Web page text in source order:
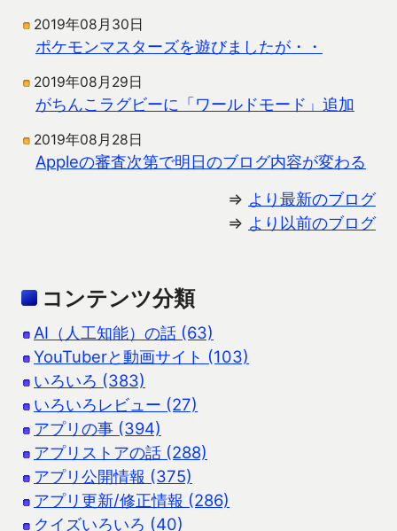
2019年08月30日
ポケモンマスターズを遊びましたが・・
2019年08月29日
がちんこラグビーに「ワールドモード」追加
2019年08月28日
Appleの審査次第で明日のブログ内容が変わる
⇒ より最新のブログ
⇒ より以前のブログ
コンテンツ分類
AI（人工知能）の話 (63)
YouTuberと動画サイト (103)
いろいろ (383)
いろいろレビュー (27)
アプリの事 (394)
アプリストアの話 (288)
アプリ公開情報 (375)
アプリ更新/修正情報 (286)
クイズいろいろ (40)